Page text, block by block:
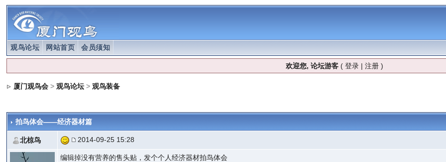
观鸟论坛 网站首页 会员须知
欢迎您, 论坛游客( 登录| 注册)
厦门观鸟会 >观鸟论坛>观鸟装备
拍鸟体会——经济器材篇
北椋鸟 2014-09-25 15:28
编辑掉没有营养的售头贴，发个个人经济器材拍鸟体会